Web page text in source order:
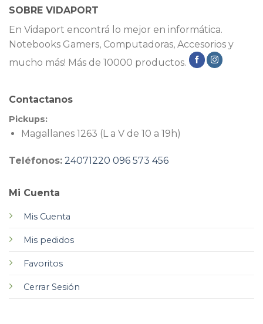
SOBRE VIDAPORT
En Vidaport encontrá lo mejor en informática.
Notebooks Gamers, Computadoras, Accesorios y
mucho más! Más de 10000 productos.
Mi Cuenta
Mis Cuenta
Mis pedidos
Favoritos
Cerrar Sesión
Contactanos
Pickups:
Magallanes 1263 (L a V de 10 a 19h)
Teléfonos: 24071220 096 573 456